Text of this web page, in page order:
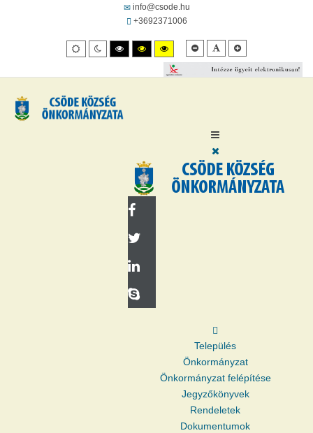
info@csode.hu
+3692371006
Alapértelmezett
mód
Éjszakai
mód
Nagy
felbontású
fekete/fehér
Nagy
felbontásút
fekete/sárga
Nagy
felbontású
sárga/fekete
mód.
Kisebb
betűméret
Alapértelmezett
betűméret
Település
Önkormányzat
Önkormányzat felépítése
Jegyzőkönyvek
Rendeletek
Dokumentumok